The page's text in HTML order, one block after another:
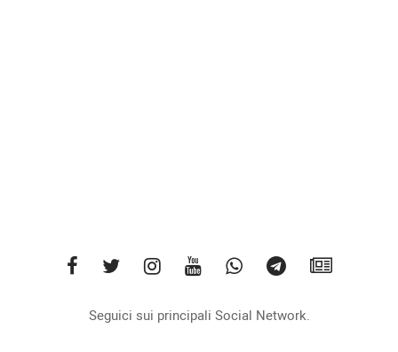
Seguici sui principali Social Network.